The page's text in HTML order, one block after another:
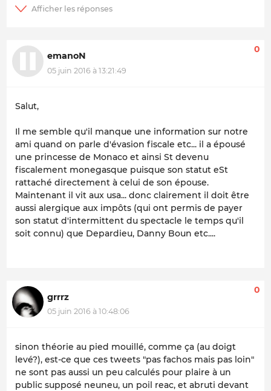
emanoN
05 juin 2016 à 13:21:49
0
Salut,
Il me semble qu'il manque une information sur notre
ami quand on parle d'évasion fiscale etc... il a épousé
une princesse de Monaco et ainsi St devenu
fiscalement monegasque puisque son statut eSt
rattaché directement à celui de son épouse.
Maintenant il vit aux usa... donc clairement il doit être
aussi alergique aux impôts (qui ont permis de payer
son statut d'intermittent du spectacle le temps qu'il
soit connu) que Depardieu, Danny Boun etc....
grrrz
05 juin 2016 à 10:48:06
0
sinon théorie au pied mouillé, comme ça (au doigt
levé?), est-ce que ces tweets "pas fachos mais pas loin"
ne sont pas aussi un peu calculés pour plaire à un
public supposé neuneu, un poil reac, et abruti devant